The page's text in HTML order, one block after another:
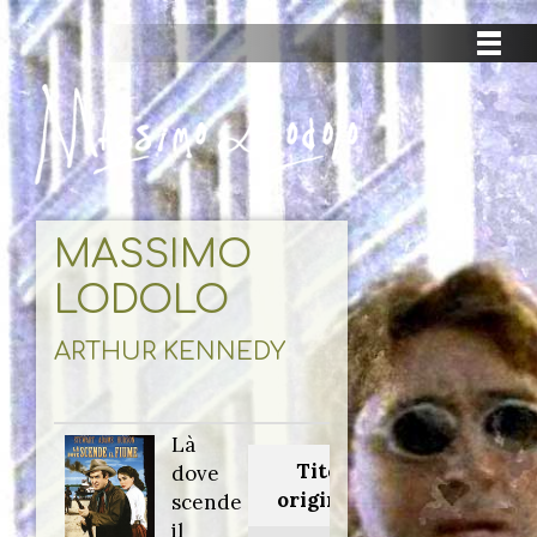
MASSIMO
LODOLO
ARTHUR KENNEDY
Là
dove
scende
il
Titolo
originale: